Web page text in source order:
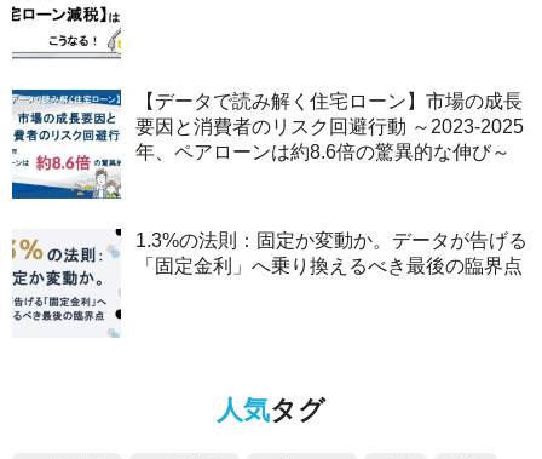
【データで読み解く住宅ローン】市場の成長
要因と消費者のリスク回避行動 ～2023-2025
年、ペアローンは約8.6倍の驚異的な伸び～
1.3%の法則：固定か変動か。データが告げる
「固定金利」へ乗り換えるべき最後の臨界点
人気タグ